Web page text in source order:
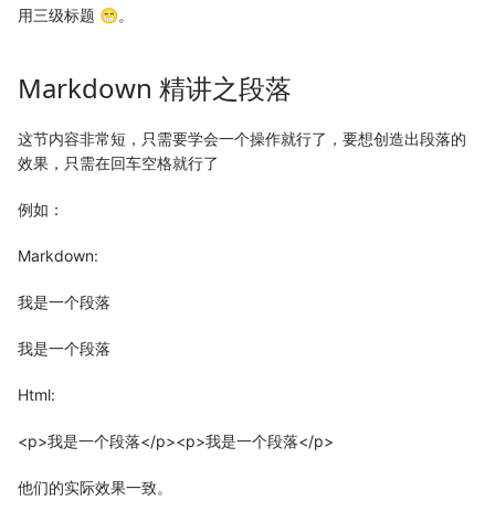
用三级标题 😁。
Markdown 精讲之段落
这节内容非常短，只需要学会一个操作就行了，要想创造出段落的
效果，只需在回车空格就行了
例如：
Markdown:
我是一个段落
我是一个段落
Html:
<p>我是一个段落</p><p>我是一个段落</p>
他们的实际效果一致。